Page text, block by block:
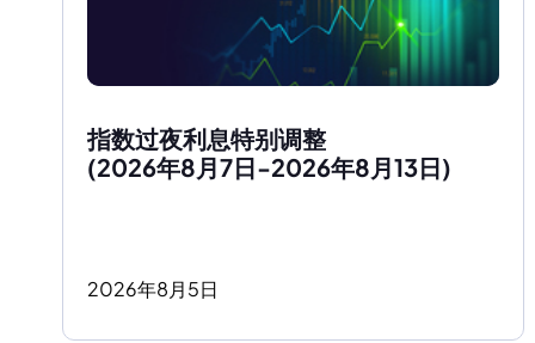
指数过夜利息特别调整
(2026年8月7日-2026年8月13日)
2026年8月5日